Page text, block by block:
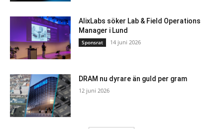
AlixLabs söker Lab & Field Operations
Manager i Lund
Sponsrat 14 juni 2026
DRAM nu dyrare än guld per gram
12 juni 2026